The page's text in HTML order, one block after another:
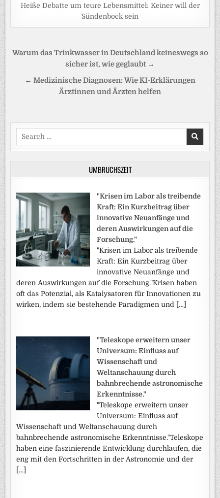
Heiße Debatte um teure Lebensmittel: Keiner will der
Sündenbock sein
Beitragsnavigation
Warum das Trinkwasser in Deutschland keineswegs so
sicher ist, wie geglaubt →
← Medizinische Diagnosen: Wie KI-Erklärungen
Ärztinnen und Ärzten helfen
Search
for:
UMBRUCHSZEIT
"Krisen im Labor als treibende
Kraft: Ein Kurzbeitrag über
innovative Neuanfänge und
deren Auswirkungen auf die
Forschung."
"Krisen im Labor als treibende
Kraft: Ein Kurzbeitrag über
innovative Neuanfänge und
deren Auswirkungen auf die Forschung."Krisen haben
oft das Potenzial, als Katalysatoren für Innovationen zu
wirken, indem sie bestehende Paradigmen und […]
"Teleskope erweitern unser
Universum: Einfluss auf
Wissenschaft und
Weltanschauung durch
bahnbrechende astronomische
Erkenntnisse."
"Teleskope erweitern unser
Universum: Einfluss auf
Wissenschaft und Weltanschauung durch
bahnbrechende astronomische Erkenntnisse."Teleskope
haben eine faszinierende Entwicklung durchlaufen, die
eng mit den Fortschritten in der Astronomie und der
[…]